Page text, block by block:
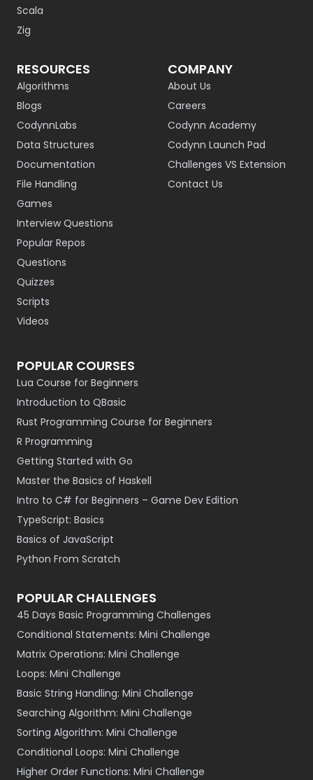
Scala
Zig
RESOURCES
Algorithms
Blogs
CodynnLabs
Data Structures
Documentation
File Handling
Games
Interview Questions
Popular Repos
Questions
Quizzes
Scripts
Videos
COMPANY
About Us
Careers
Codynn Academy
Codynn Launch Pad
Challenges VS Extension
Contact Us
POPULAR COURSES
Lua Course for Beginners
Introduction to QBasic
Rust Programming Course for Beginners
R Programming
Getting Started with Go
Master the Basics of Haskell
Intro to C# for Beginners – Game Dev Edition
TypeScript: Basics
Basics of JavaScript
Python From Scratch
POPULAR CHALLENGES
45 Days Basic Programming Challenges
Conditional Statements: Mini Challenge
Matrix Operations: Mini Challenge
Loops: Mini Challenge
Basic String Handling: Mini Challenge
Searching Algorithm: Mini Challenge
Sorting Algorithm: Mini Challenge
Conditional Loops: Mini Challenge
Higher Order Functions: Mini Challenge